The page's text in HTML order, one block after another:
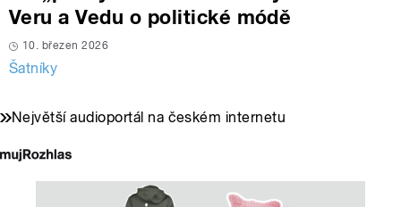
Veru a Vedu o politické módě
10. březen 2026
Šatníky
Největší audioportál na českém internetu